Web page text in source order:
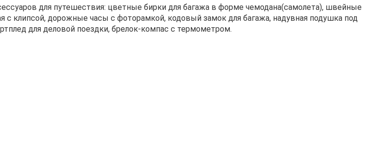
для путешествия: цветные бирки для багажа в форме чемодана(самолета), швейные
клипсой, дорожные часы с фоторамкой, кодовый замок для багажа, надувная подушка под
для деловой поездки, брелок-компас с термометром.